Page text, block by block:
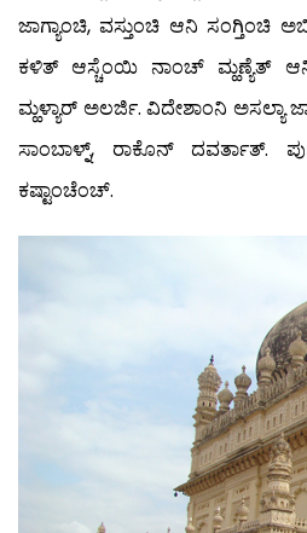
ಜಾಗ್ಯಾಂಚಿ, ವಸ್ತುಂಚಿ ಆನಿ
ಕಳಿತ್ ಆಸ್ಚೆಂಯಿ ನಾಂಚ್ ಮ್ಹಣ್ಯೆತ್
ಮ್ಹಳ್ಯಾರ್ ಅಲರ್ಜಿ. ವಿದೇಶಾಂನಿ ಅಸಲ್ಯಾ
ಸಾಂಬಾಳ್ನ್, ರಾಕೊನ್ ದವರ್ತಾತ್.
ಕಷ್ಟಾಂಚೆಂಚ್.